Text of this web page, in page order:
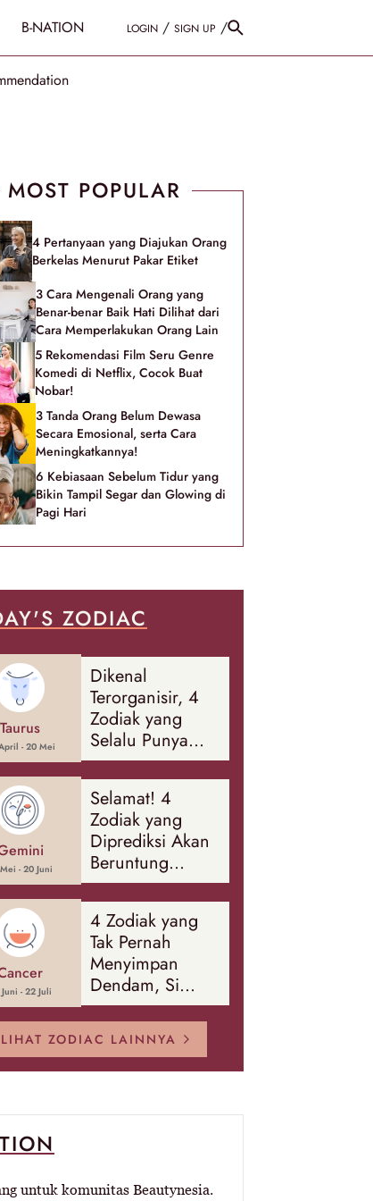
B-NATION LOGIN / SIGN UP /
MOST POPULAR
4 Pertanyaan yang Diajukan Orang
Berkelas Menurut Pakar Etiket
3 Cara Mengenali Orang yang
Benar-benar Baik Hati Dilihat dari
Cara Memperlakukan Orang Lain
5 Rekomendasi Film Seru Genre
Komedi di Netflix, Cocok Buat
Nobar!
3 Tanda Orang Belum Dewasa
Secara Emosional, serta Cara
Meningkatkannya!
6 Kebiasaan Sebelum Tidur yang
Bikin Tampil Segar dan Glowing di
Pagi Hari
ZODIAC
Taurus
- 20 Mei
Dikenal
Terorganisir, 4
Zodiak yang
Selalu Punya
Rencana
Cadangan Soal
Banyak Hal
- 20 Juni
Selamat! 4
Zodiak yang
Diprediksi Akan
Beruntung
Sepanjang
Agustus 2026
- 22 Juli
4 Zodiak yang
Tak Pernah
Menyimpan
Dendam, Si
Paling Mudah
Memaafkan!
LIHAT ZODIAC LAINNYA
untuk komunitas Beautynesia.